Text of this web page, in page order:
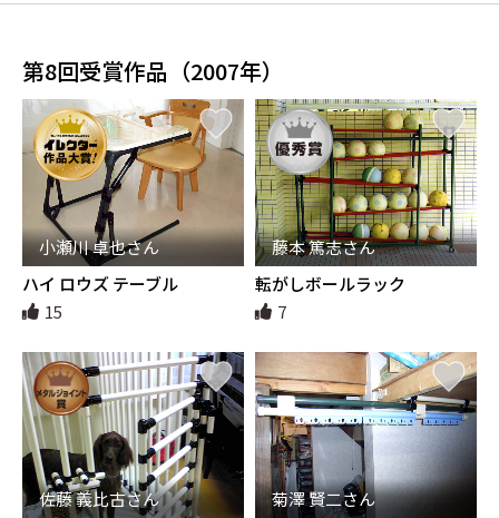
第8回受賞作品（2007年）
小瀬川 卓也さん
ハイ ロウズ テーブル
15
藤本 篤志さん
転がしボールラック
7
佐藤 義比古さん 菊澤 賢二さん